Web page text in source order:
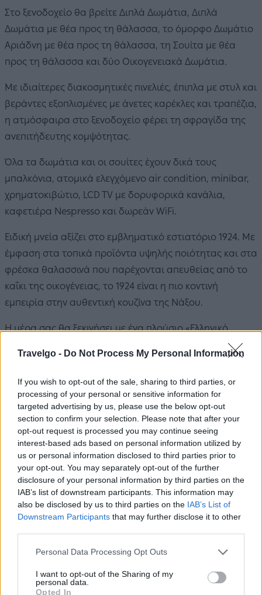
Travelgo - Do Not Process My Personal Information
If you wish to opt-out of the sale, sharing to third parties, or
processing of your personal or sensitive information for
targeted advertising by us, please use the below opt-out
section to confirm your selection. Please note that after your
opt-out request is processed you may continue seeing
interest-based ads based on personal information utilized by
us or personal information disclosed to third parties prior to
your opt-out. You may separately opt-out of the further
disclosure of your personal information by third parties on the
IAB’s list of downstream participants. This information may
also be disclosed by us to third parties on the IAB’s List of
Downstream Participants that may further disclose it to other
Please note that this website/app uses one or more Google
not limited to your visit or usage behaviour. You may click to
grant or deny consent to Google and its third-party tags to
Personal Data Processing Opt Outs
I want to opt-out of the Sharing of my
personal data.
Opted In
Στο ξενοδοχείο θα βρείτε Διπλά Δωμάτια, Διπλά
Δωμάτια με θέα προς τη θάλασσα, το όμορφο Δωμάτιο
Αριάδνη με θέα προς τη θάλασσα, τη Σουίτα με θέα
προς τη θάλασσα και δύο Οικογενειακά Δωμάτια.
Με ιδιαίτερες διακοσμητικές πινελιές, έπιπλα με στυλ και
βεράντες εξοπλισμένες με άνετες καρέκλες και τραπέζια,
η ατμόσφαιρα στο ξενοδοχείο φέρει τη σφραγίδα της
ανεπιτήδευτης κομψότητας.
Όλα τα δωμάτια και οι σουίτες έχουν δικά τους
μπαλκόνια, ατομικά ελεγχόμενο air condition, minibar,
χρηματοκιβώτιο, LCD TV με δορυφορικά κανάλια,
καφετιέρα Nespresso και δωρεάν WiFi.
Ειδική μνεία αξίζει στο εμβληματικό εστιατόριο 1924. Με
έμφαση στα τοπικά προϊόντα υψηλής ποιότητας και στα
φρέσκα θαλασσινά που παρέχονται απευθείας από το
καΐκι της οικογένειας, το 1924 είναι η πιο κοντινή
εμπειρία στην αυθεντική κουζίνα της Νάξου.
Η μέρα σας θα ξεκινήσει με ένα πλούσιο «Ελληνικό
προϊόντα, το οποίο μπορείτε να απολαύσετε δίπλα στην
πισίνα του ξενοδοχείου.
Στο υπαίθριο Eastern Star Bar θα απολαύσετε aperitifs
και ευφάνταστα cocktails των οποίων τα χρώματα
ταιριάζουν με τα χρώματα της δύσης στη Νάξο.
Επίσης, προσφέρονται υπηρεσίες ευεξίας και ομορφιάς
(θεραπείες ομορφιάς, χαλαρωτικά μασάζ, μαθήματα
yoga κ.ά), ενώ υπάρχει και ένα πλήρως εξοπλισμένο
γυμναστήριο για όσους επιθυμούν να συνεχίσουν την
Το ξενοδοχείο είναι τοποθετημένο στον Άγιο Προκόπιο
με την εντυπωσιακή αμμώδη παραλία (350 μ. από το
ξενοδοχείο). Μόνο 5 χλμ. από τη Χώρα της Νάξου, 2 χλμ.